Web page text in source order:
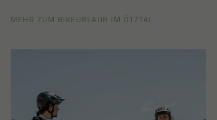
MEHR ZUM BIKEURLAUB IM ÖTZTAL